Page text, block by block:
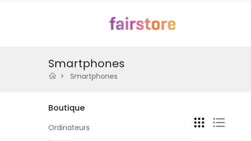
Smartphones
Smartphones
Boutique
Ordinateurs